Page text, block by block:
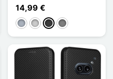
14,99 €
GrauTransparent
Dunkelgrau
Gris Transparent